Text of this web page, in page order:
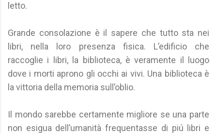
letto.
Grande consolazione è il sapere che tutto sta nei
libri, nella loro presenza fisica. L’edificio che
raccoglie i libri, la biblioteca, è veramente il luogo
dove i morti aprono gli occhi ai vivi. Una biblioteca è
la vittoria della memoria sull’oblio.
Il mondo sarebbe certamente migliore se una parte
non esigua dell’umanità frequentasse di piú libri e